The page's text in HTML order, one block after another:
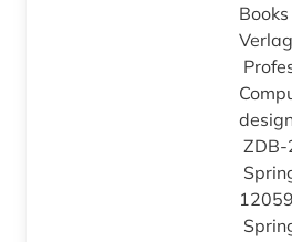
12059